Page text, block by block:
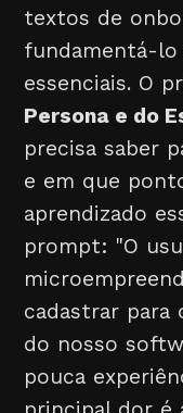
textos de
fundamentá-
essenciais. O
Persona e do
precisa saber
e em que
aprendizado
prompt: "O
cadastrar para
do nosso
pouca